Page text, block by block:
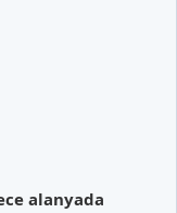
alanyada